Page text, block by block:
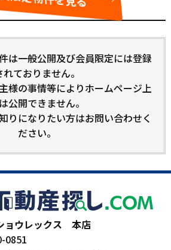
は一般公開及び会員限定には登録
れておりません。
様の事情等によりホームページ上
公開できません。
りになりたい方はお問い合わせく
ださい。
ョウレックス 本店
0851